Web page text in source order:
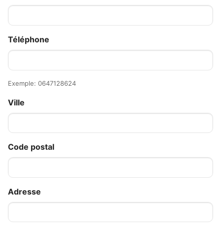
Téléphone
Exemple: 0647128624
Ville
Code postal
Adresse